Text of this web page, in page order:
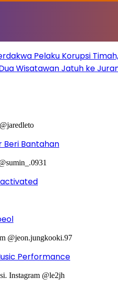
Pelaku Korupsi
Wisatawan Jatuh ke
Beri Bantahan
Performance